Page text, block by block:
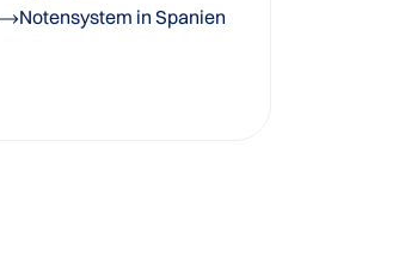
Notensystem in Spanien